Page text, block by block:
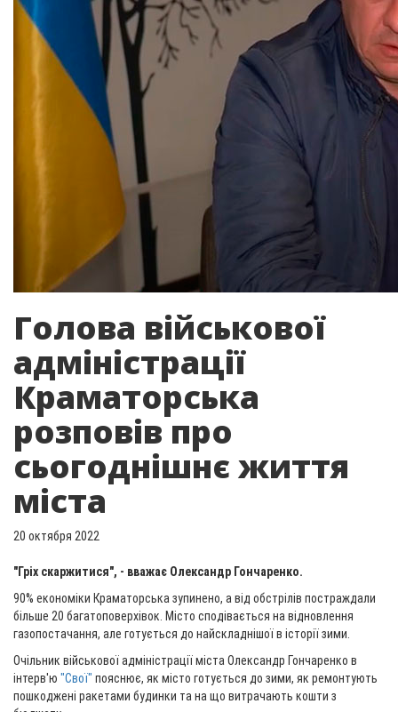
Голова військової
адміністрації
Краматорська
розповів про
сьогоднішнє життя
міста
20 октября 2022
"Гріх скаржитися", - вважає Олександр Гончаренко.
90% економіки Краматорська зупинено, а від обстрілів постраждали
більше 20 багатоповерхівок. Місто сподівається на відновлення
газопостачання, але готується до найскладнішої в історії зими.
Очільник військової адміністрації міста Олександр Гончаренко в
інтерв'ю "Свої" пояснює, як місто готується до зими, як ремонтують
пошкоджені ракетами будинки та на що витрачають кошти з